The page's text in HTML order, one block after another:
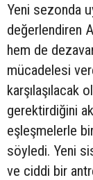
Yeni sezonda
değerlendiren
hem de
mücadelesi
karşılaşılacak
gerektirdiğini
eşleşmelerle
söyledi. Yeni
ve ciddi bir